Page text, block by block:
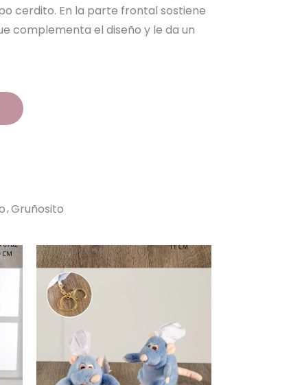
cerdito. En la parte frontal sostiene
complementa el diseño y le da un
Gruñosito